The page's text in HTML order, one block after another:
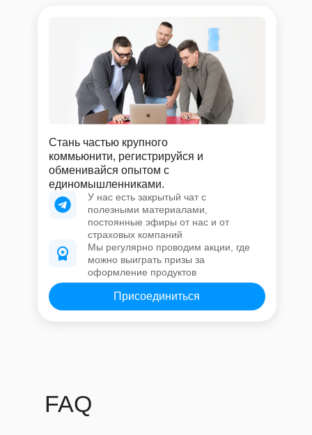
Стань частью крупного
коммьюнити, регистрируйся и
обменивайся опытом с
единомышленниками.
У нас есть закрытый чат с
полезными материалами,
постоянные эфиры от нас и от
страховых компаний
Мы регулярно проводим акции, где
можно выиграть призы за
оформление продуктов
Присоединиться
FAQ